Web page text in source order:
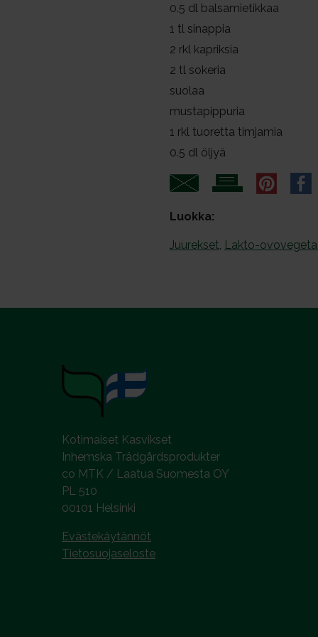
0.5 dl balsamietikkaa
1 tl sinappia
2 rkl kapriksia
2 tl sokeria
suolaa
mustapippuria
1 rkl tuoretta timjamia
0.5 dl öljyä
Luokka:
Juurekset Lakto-
Kotimaiset Kasvikset
Inhemska Trädgårdsprodukter
co MTK / Laatua Suomesta OY
PL 510
00101 Helsinki
Evästekäytännöt
Tietosuojaseloste